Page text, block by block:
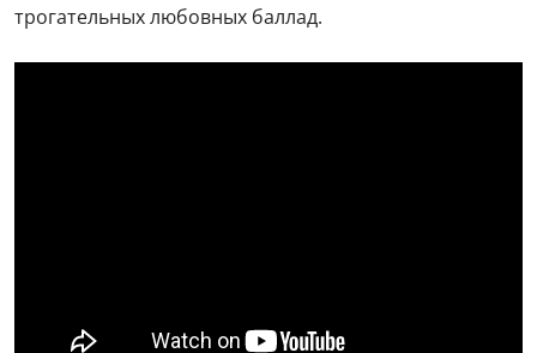
трогательных любовных баллад.